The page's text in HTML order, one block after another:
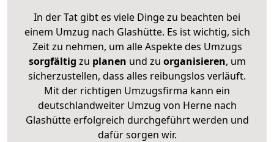
In der Tat gibt es viele Dinge zu beachten bei
einem Umzug nach Glashütte. Es ist wichtig, sich
Zeit zu nehmen, um alle Aspekte des Umzugs
sorgfältig zu planen und zu organisieren, um
sicherzustellen, dass alles reibungslos verläuft.
Mit der richtigen Umzugsfirma kann ein
deutschlandweiter Umzug von Herne nach
Glashütte erfolgreich durchgeführt werden und
dafür sorgen wir.